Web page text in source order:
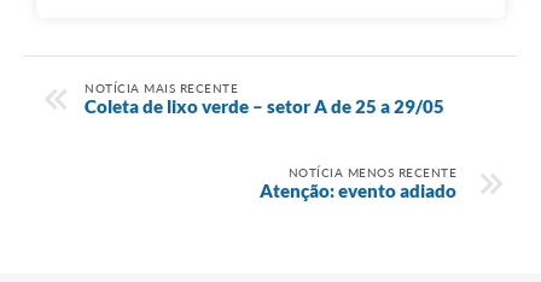
NOTÍCIA MAIS RECENTE
Coleta de lixo verde – setor A de 25 a 29/05
NOTÍCIA MENOS RECENTE
Atenção: evento adiado